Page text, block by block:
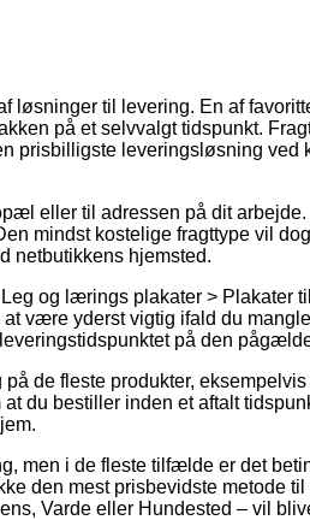
løsninger til levering. En af
på et selvvalgt tidspunkt.
prisbilligste leveringsløsning ved
eller til adressen på dit arbejde.
mindst kostelige fragttype vil
netbutikkens hjemsted.
og lærings plakater > Plakater
være yderst vigtig ifald du
på den
de fleste produkter,
du bestiller inden et aftalt
men i de fleste tilfælde er det
den mest prisbevidste metode
Varde eller Hundested – vil